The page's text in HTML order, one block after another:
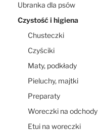
Ubranka dla psów
Czystość i higiena
Chusteczki
Czyściki
Maty, podkłady
Pieluchy, majtki
Preparaty
Woreczki na odchody
Etui na woreczki